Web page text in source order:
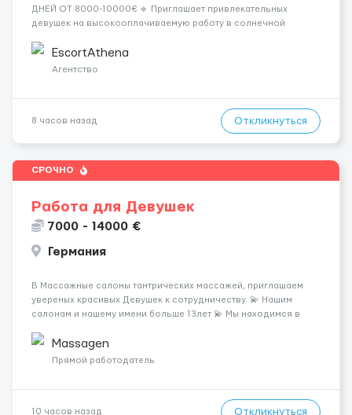
ДНЕЙ ОТ 8000-10000€ 🔹 Приглашает привлекательных
девушек на высокооплачиваемую работу в солнечной
хорошие деньги 💶 — это предложение для тебя! 🔹
Требования: ✔️ Возраст от ...
EscortAthena
Агентство
8 часов назад Откликнуться
СРОЧНО
Работа для Девушек
7000 - 14000 €
Германия
В Массажные салоны тантрических массажей, приглашаем
увереных красивых Девушек к сотрудничеству. 💫 Нашим
салонам и нашему имени больше 13лет 💫 Мы находимся в
заработная плата 💚Мы гарантируем Наличие работы. Поток 💝
incall / Out...
Massagen
Прямой работодатель
10 часов назад Откликнуться